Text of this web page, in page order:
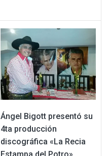
Ángel Bigott presentó su
4ta producción
discográfica «La Recia
Estampa del Potro»